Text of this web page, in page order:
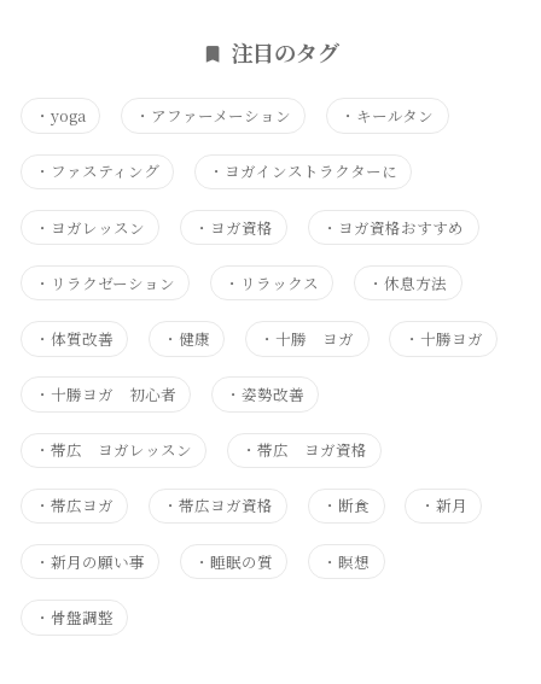
注目のタグ
・ yoga ・ アファーメーション ・ キールタン
・ ファスティング ・ ヨガインストラクターに
・ ヨガレッスン ・ ヨガ資格 ・ ヨガ資格おすすめ
・ リラクゼーション ・ リラックス ・休息方法
・ 体質改善 ・ 健康 ・ 十勝 ヨガ ・ 十勝ヨガ
・ 十勝ヨガ 初心者 ・姿勢改善
・ 帯広 ヨガレッスン ・帯広 ヨガ資格
・ 帯広ヨガ ・帯広ヨガ資格 ・ 断食 ・ 新月
・ 新月の願い事 ・睡眠の質 ・瞑想
・ 骨盤調整